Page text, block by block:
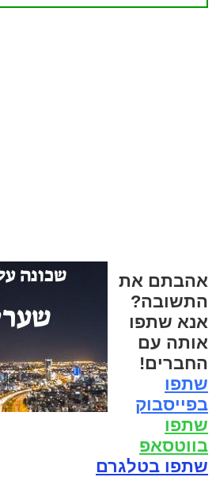
אהבתם את
התשובה?
אנא שתפו
אותה עם
החברים!
שתפו
בפייסבוק
שתפו
בווטסאפ
שתפו בטלגרם